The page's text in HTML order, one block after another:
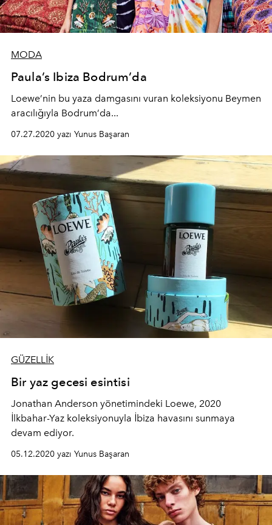
MODA
Paula’s Ibiza Bodrum’da
Loewe’nin bu yaza damgasını vuran koleksiyonu Beymen
aracılığıyla Bodrum’da...
07.27.2020 yazı Yunus Başaran
GÜZELLİK
Bir yaz gecesi esintisi
Jonathan Anderson yönetimindeki Loewe, 2020
İlkbahar-Yaz koleksiyonuyla İbiza havasını sunmaya
devam ediyor.
05.12.2020 yazı Yunus Başaran